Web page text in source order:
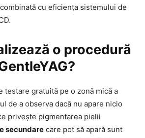
cu eficiența sistemului de
o procedură
testare gratuită pe o zonă mică a
de a observa dacă nu apare nicio
privește pigmentarea pielii
secundare care pot să apară sunt